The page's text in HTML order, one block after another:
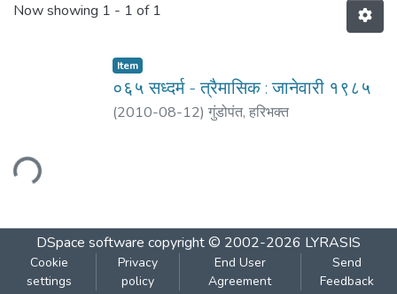
Now showing 1 - 1 of 1
Item
०६५ सध्दर्म - त्रैमासिक : जानेवारी १९८५
(2010-08-12) गुंडोपंत, हरिभक्‍त
DSpace software copyright © 2002-2026 LYRASIS
Cookie
settings
Privacy
policy
End User
Agreement
Send
Feedback